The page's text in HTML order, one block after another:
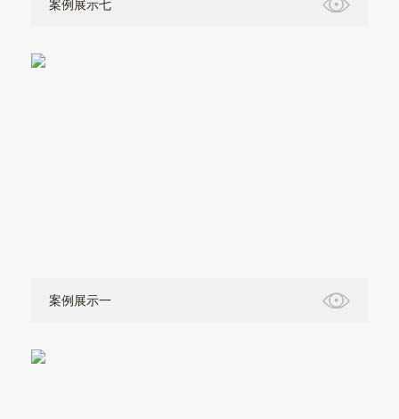
案例展示七
案例展示一